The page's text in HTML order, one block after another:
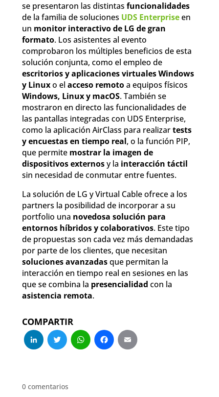
se presentaron las distintas funcionalidades
de la familia de soluciones UDS Enterpriseen
un monitor interactivo de LG de gran
formato. Los asistentes al evento
comprobaron los múltiples beneficios de esta
solución conjunta, como el empleo de
escritorios y aplicaciones virtuales Windows
y Linuxo el acceso remotoa equipos físicos
Windows, Linux y macOS. También se
mostraron en directo las funcionalidades de
las pantallas integradas con UDS Enterprise,
como la aplicación AirClass para realizartests
y encuestas en tiempo real, o la función PIP,
que permite mostrar la imagen de
dispositivos externosy la interacción táctil
sin necesidad de conmutar entre fuentes.
La solución de LG y Virtual Cable ofrece a los
partners la posibilidad de incorporar a su
portfolio una novedosa solución para
entornos híbridos y colaborativos. Este tipo
de propuestas son cada vez más demandadas
por parte de los clientes, que necesitan
soluciones avanzadasque permitan la
interacción en tiempo real en sesiones en las
que se combina la presencialidad con la
asistencia remota.
COMPARTIR
LinkedIn
Twitter
WhatsApp
Facebook
0 comentarios